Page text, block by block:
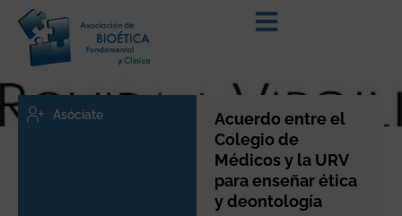
Acuerdo entre el
Colegio de
Médicos y la URV
para enseñar ética
y deontología
Asóciate